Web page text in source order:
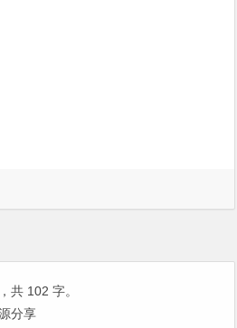
共 102 字。
分享